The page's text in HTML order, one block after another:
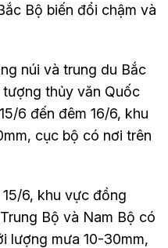
Bộ biến đổi chậm và
núi và trung du Bắc
thủy văn Quốc
6 đến đêm 16/6, khu
cục bộ có nơi trên
6, khu vực đồng
Bộ và Nam Bộ có
lượng mưa 10-30mm,